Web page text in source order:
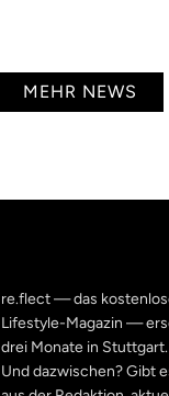
MEHR NEWS
re.flect — das
Lifestyle-Magazin —
drei Monate in Stuttgart.
Und dazwischen? Gibt